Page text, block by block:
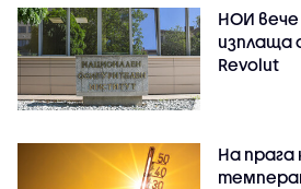
НОИ
изплаща
Revolut
На прага